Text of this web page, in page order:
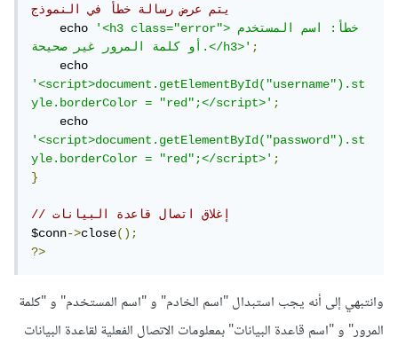
يتم عرض رسالة خطأ في النموذج
    echo
'<h3 class="error">خطأ: اسم المستخدم
أو كلمة المرور غير صحيحة.</h3>';
'<script>document.getElementById("username").st
yle.borderColor = "red";</script>';
'<script>document.getElementById("password").st
yle.borderColor = "red";</script>';
}
// إغلاق اتصال قاعدة البيانات
$conn->close();
?>
وانتبهي إلى أنه يجب استبدال "اسم الخادم" و "اسم المستخدم" و "كلمة
المرور" و "اسم قاعدة البيانات" بمعلومات الاتصال الفعلية لقاعدة البيانات